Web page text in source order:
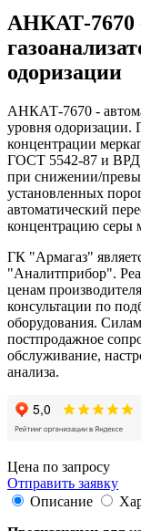
АНКАТ-7670
одоризации
АНКАТ-7670 -
уровня одоризации.
концентрации
ГОСТ 5542-87 и ВРД
при снижении/
установленных
автоматический
концентрацию серы
ГК "Армагаз"
"Аналитприбор".
ценам
консультации по
оборудования.
постпродажное
обслуживание,
анализа.
Цена по запросу
Отправить заявку
Описание